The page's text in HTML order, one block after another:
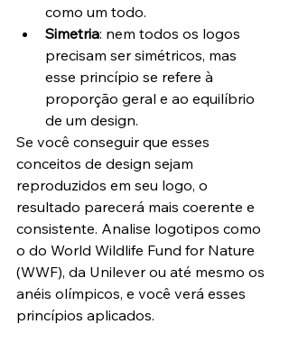
como um todo.
Simetria: nem todos os logos
precisam ser simétricos, mas
esse princípio se refere à
proporção geral e ao equilíbrio
de um design.
Se você conseguir que esses
conceitos de design sejam
reproduzidos em seu logo, o
resultado parecerá mais coerente e
consistente. Analise logotipos como
o do World Wildlife Fund for Nature
(WWF), da Unilever ou até mesmo os
anéis olímpicos, e você verá esses
princípios aplicados.